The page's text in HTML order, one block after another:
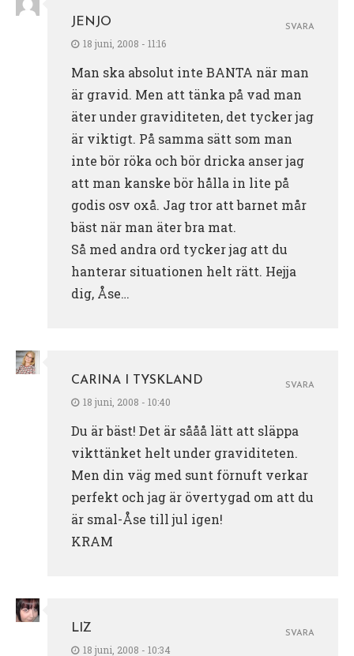
JENJO
18 juni, 2008 - 11:16
Man ska absolut inte BANTA när man
är gravid. Men att tänka på vad man
äter under graviditeten, det tycker jag
är viktigt. På samma sätt som man
inte bör röka och bör dricka anser jag
att man kanske bör hålla in lite på
godis osv oxå. Jag tror att barnet mår
bäst när man äter bra mat.
Så med andra ord tycker jag att du
hanterar situationen helt rätt. Hejja
dig, Åse…
SVARA
CARINA I TYSKLAND
18 juni, 2008 - 10:40
Du är bäst! Det är sååå lätt att släppa
vikttänket helt under graviditeten.
Men din väg med sunt förnuft verkar
perfekt och jag är övertygad om att du
är smal-Åse till jul igen!
KRAM
SVARA
LIZ
18 juni, 2008 - 10:34
SVARA